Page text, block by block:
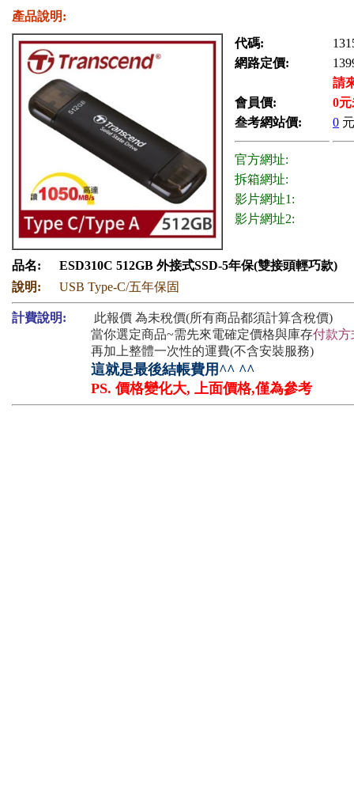
產品說明:
代碼:
網路定價:
請
會員價:
0
叁考網站價:
0
官方網址:
拆箱網址:
影片網址1:
影片網址2:
品名:
ESD310C 512GB 外接式SSD-5年保(雙接頭輕巧款)
說明:
USB Type-C/五年保固
計費說明:
此報價 為未稅價(所有商品都須計算含稅價)
當你選定商品~需先來電確定價格與庫存付款方
再加上整體一次性的運費(不含安裝服務)
這就是最後結帳費用^^ ^^
PS. 價格變化大, 上面價格,僅為參考